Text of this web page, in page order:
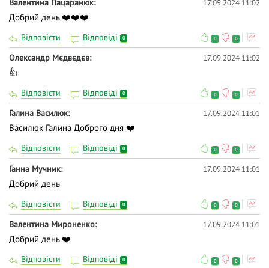
Валентина Пацаранюк 17.09.2024 11:02
Добрий день ❤️❤️❤️
Відповісти Відповіді 0 0 0
Олександр Мєдвєдєв 17.09.2024 11:02
👍
Відповісти Відповіді 0 0 0
Галина Василюк 17.09.2024 11:01
Василюк Галина Доброго дня ❤️
Відповісти Відповіді 0 0 0
Ганна Мучник 17.09.2024 11:01
Добрий день
Відповісти Відповіді 0 0 0
Валентина Мироненко 17.09.2024 11:01
Добрий день.❤️
Відповісти Відповіді 0 0 0